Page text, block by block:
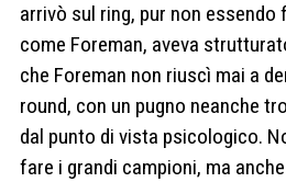
arrivò sul ring, pur non
come Foreman, aveva
che Foreman non riuscì mai a
round, con un pugno neanche
dal punto di vista psicologico.
fare i grandi campioni, ma